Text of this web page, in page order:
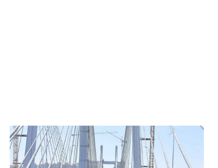
الرئيس عبد الفتاح السيسي يفتتح محور روض الفرج
وكوبري تحيا مصر